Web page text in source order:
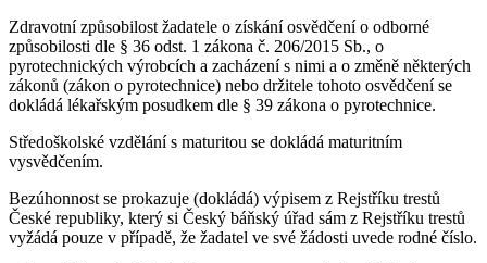
Zdravotní způsobilost žadatele o získání osvědčení o odborné
způsobilosti dle § 36 odst. 1 zákona č. 206/2015 Sb., o
pyrotechnických výrobcích a zacházení s nimi a o změně některých
zákonů (zákon o pyrotechnice) nebo držitele tohoto osvědčení se
dokládá lékařským posudkem dle § 39 zákona o pyrotechnice.
Středoškolské vzdělání s maturitou se dokládá maturitním
vysvědčením.
Bezúhonnost se prokazuje (dokládá) výpisem z Rejstříku trestů
České republiky, který si Český báňský úřad sám z Rejstříku trestů
vyžádá pouze v případě, že žadatel ve své žádosti uvede rodné číslo.